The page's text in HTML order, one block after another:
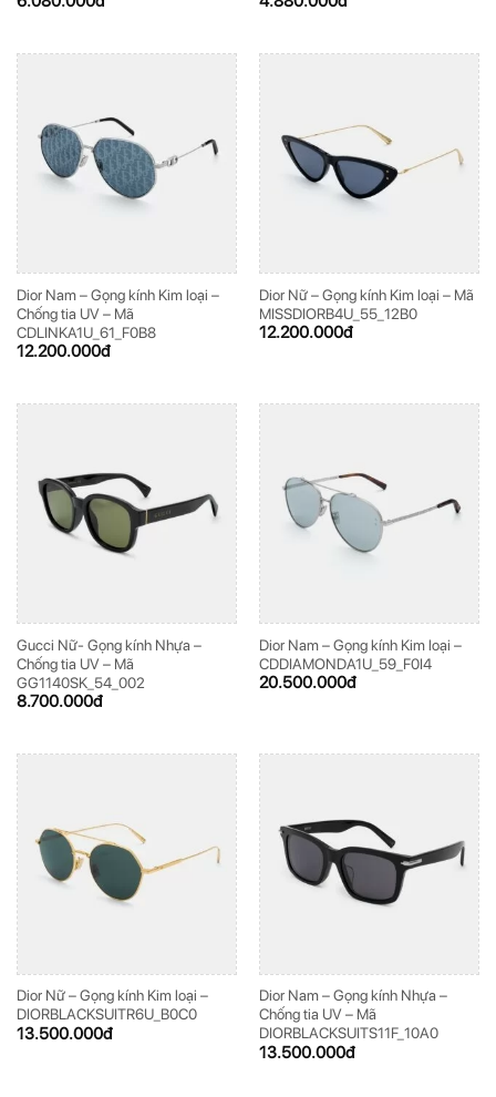
Dior Nam – Gọng kính Kim loại –
Chống tia UV – Mã
CDLINKA1U_61_F0B8
12.200.000đ
Dior Nữ – Gọng kính Kim loại – Mã
MISSDIORB4U_55_12B0
12.200.000đ
Gucci Nữ- Gọng kính Nhựa –
Chống tia UV – Mã
GG1140SK_54_002
8.700.000đ
Dior Nam – Gọng kính Kim loại –
CDDIAMONDA1U_59_F0I4
20.500.000đ
Dior Nữ – Gọng kính Kim loại –
DIORBLACKSUITR6U_B0C0
13.500.000đ
Dior Nam – Gọng kính Nhựa –
Chống tia UV – Mã
DIORBLACKSUITS11F_10A0
13.500.000đ